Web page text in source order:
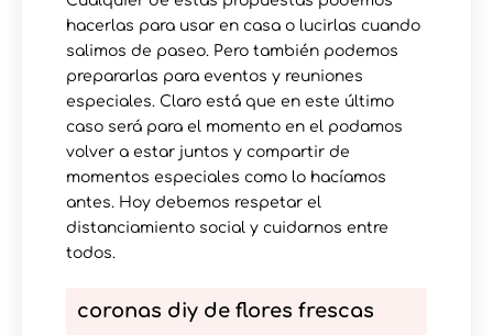
hacerlas para usar en casa o lucirlas cuando
salimos de paseo. Pero también podemos
prepararlas para eventos y reuniones
especiales. Claro está que en este último
caso será para el momento en el podamos
volver a estar juntos y compartir de
momentos especiales como lo hacíamos
antes. Hoy debemos respetar el
distanciamiento social y cuidarnos entre
todos.
coronas diy de flores frescas